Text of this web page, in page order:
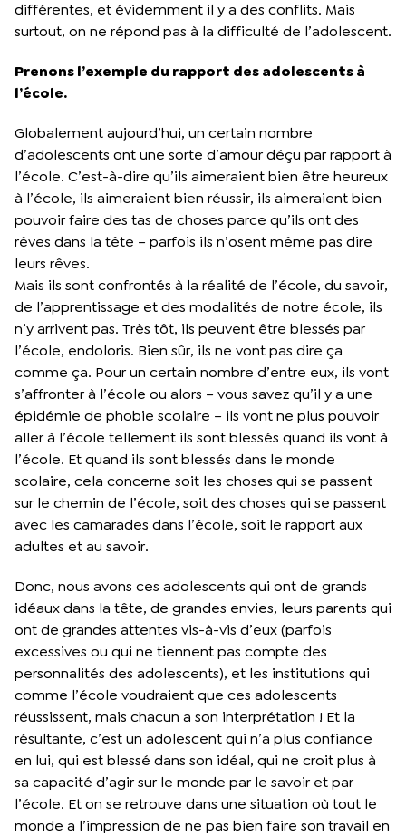
différentes, et évidemment il y a des conflits. Mais
surtout, on ne répond pas à la difficulté de l’adolescent.
Prenons l’exemple du rapport des adolescents à
l’école.
Globalement aujourd’hui, un certain nombre
d’adolescents ont une sorte d’amour déçu par rapport à
l’école. C’est-à-dire qu’ils aimeraient bien être heureux
à l’école, ils aimeraient bien réussir, ils aimeraient bien
pouvoir faire des tas de choses parce qu’ils ont des
rêves dans la tête – parfois ils n’osent même pas dire
leurs rêves.
Mais ils sont confrontés à la réalité de l’école, du savoir,
de l’apprentissage et des modalités de notre école, ils
n’y arrivent pas. Très tôt, ils peuvent être blessés par
l’école, endoloris. Bien sûr, ils ne vont pas dire ça
comme ça. Pour un certain nombre d’entre eux, ils vont
s’affronter à l’école ou alors – vous savez qu’il y a une
épidémie de phobie scolaire – ils vont ne plus pouvoir
aller à l’école tellement ils sont blessés quand ils vont à
l’école. Et quand ils sont blessés dans le monde
scolaire, cela concerne soit les choses qui se passent
sur le chemin de l’école, soit des choses qui se passent
avec les camarades dans l’école, soit le rapport aux
adultes et au savoir.
Donc, nous avons ces adolescents qui ont de grands
idéaux dans la tête, de grandes envies, leurs parents qui
ont de grandes attentes vis-à-vis d’eux (parfois
excessives ou qui ne tiennent pas compte des
personnalités des adolescents), et les institutions qui
comme l’école voudraient que ces adolescents
réussissent, mais chacun a son interprétation ! Et la
résultante, c’est un adolescent qui n’a plus confiance
en lui, qui est blessé dans son idéal, qui ne croit plus à
sa capacité d’agir sur le monde par le savoir et par
l’école. Et on se retrouve dans une situation où tout le
monde a l’impression de ne pas bien faire son travail en